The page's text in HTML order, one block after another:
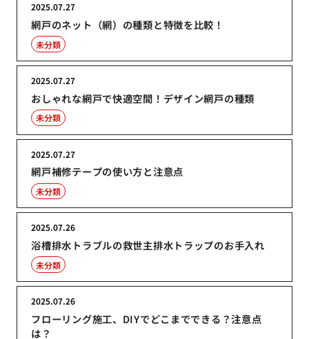
網戸のネット（網）の種類と特徴を比較！
2025.07.27
未分類
おしゃれな網戸で快適空間！デザイン網戸の種類
2025.07.27
未分類
網戸補修テープの使い方と注意点
2025.07.27
未分類
浴槽排水トラブルの救世主排水トラップのお手入れ
2025.07.26
未分類
フローリング施工、DIYでどこまでできる？注意点
は？
2025.07.26